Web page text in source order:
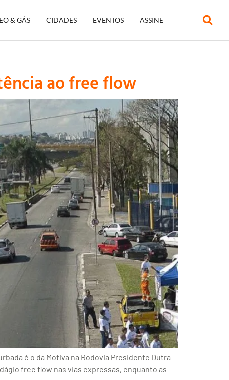
& GÁS CIDADES EVENTOS ASSINE
ao free flow
é o da Motiva na Rodovia Presidente Dutra
free flow nas vias expressas, enquanto as